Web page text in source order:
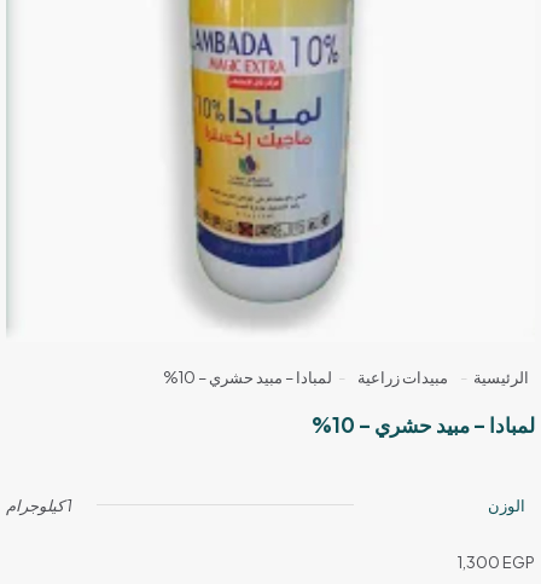
الرئيسية - مبيدات زراعية - لمبادا – مبيد حشري – 10%
لمبادا – مبيد حشري – 10%
الوزن 1 كيلوجرام
1,300 EGP